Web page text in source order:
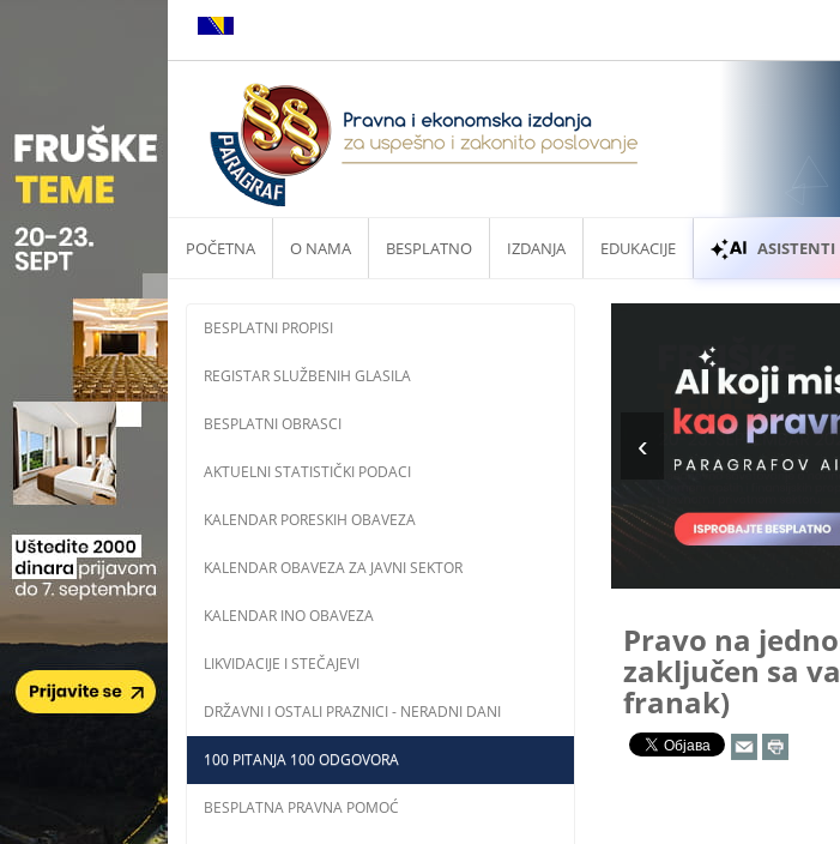
POČETNA O NAMA BESPLATNO IZDANJA EDUKACIJE ASISTENTI
BESPLATNI PROPISI
REGISTAR SLUŽBENIH GLASILA
BESPLATNI OBRASCI
AKTUELNI STATISTIČKI PODACI
KALENDAR PORESKIH OBAVEZA
KALENDAR OBAVEZA ZA JAVNI SEKTOR
KALENDAR INO OBAVEZA
LIKVIDACIJE I STEČAJEVI
DRŽAVNI I OSTALI PRAZNICI - NERADNI DANI
100 PITANJA 100 ODGOVORA
BESPLATNA PRAVNA POMOĆ
Pravo na
zaključen sa
franak)